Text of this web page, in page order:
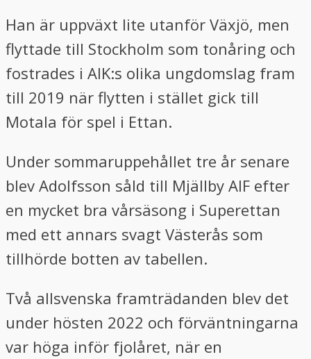
Han är uppväxt lite utanför Växjö, men
flyttade till Stockholm som tonåring och
fostrades i AIK:s olika ungdomslag fram
till 2019 när flytten i stället gick till
Motala för spel i Ettan.
Under sommaruppehållet tre år senare
blev Adolfsson såld till Mjällby AIF efter
en mycket bra vårsäsong i Superettan
med ett annars svagt Västerås som
tillhörde botten av tabellen.
Två allsvenska framträdanden blev det
under hösten 2022 och förväntningarna
var höga inför fjolåret, när en